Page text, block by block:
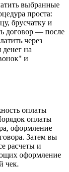
выбранные
проста:
брусчатку и
договор — после
через
на
и
оплаты
оплаты
оформление
Затем вы
расчеты и
оформление
чек.